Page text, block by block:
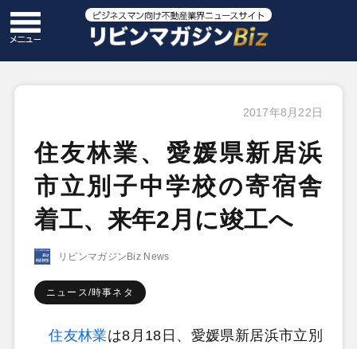
2017年8月22日
住友林業、愛媛県新居浜
市立別子中学校の寄宿舎
着工、来年2月に竣工へ
リビンマガジンBiz News
ニュース/時事ネタ
住友林業は8月18日、愛媛県新居浜市立別